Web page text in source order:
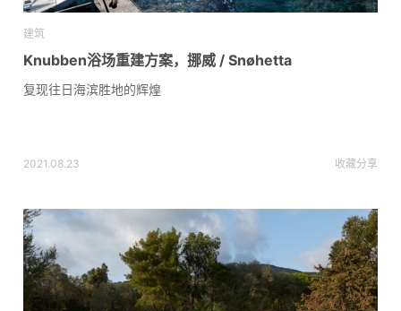
建筑
Knubben浴场重建方案，挪威 / Snøhetta
复现往日海滨胜地的辉煌
2021.08.23 收藏分享